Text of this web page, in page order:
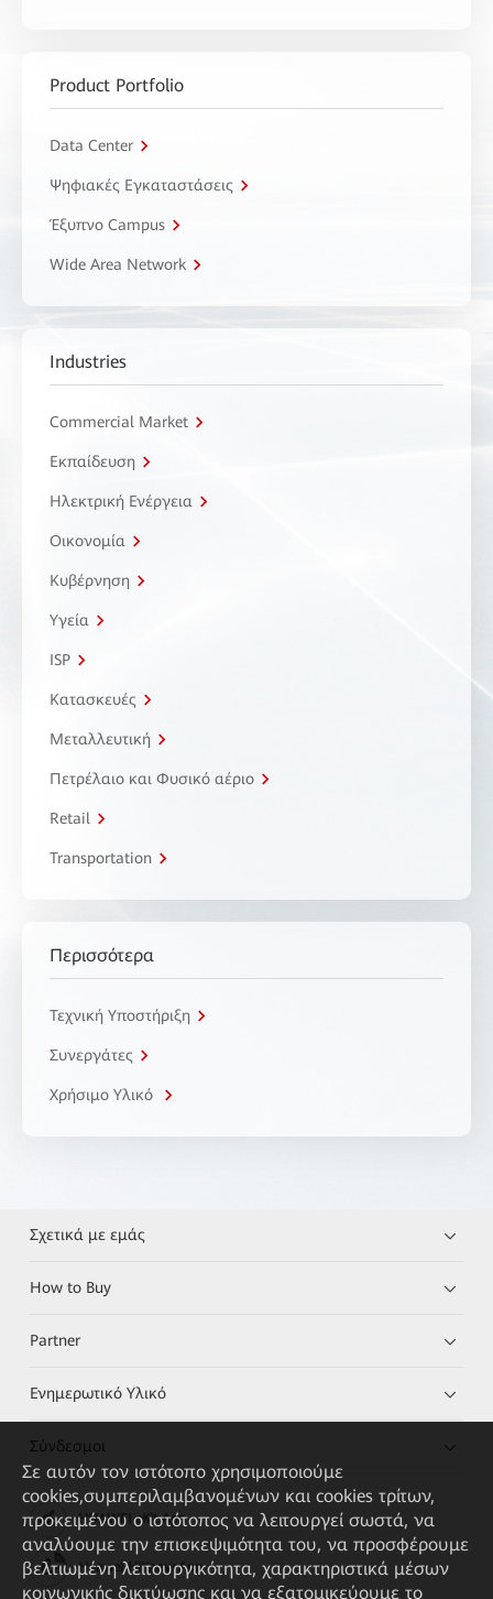
Product Portfolio
Data Center
Ψηφιακές Εγκαταστάσεις
Έξυπνο Campus
Wide Area Network
Industries
Commercial Market
Εκπαίδευση
Ηλεκτρική Ενέργεια
Οικονομία
Κυβέρνηση
Υγεία
ISP
Κατασκευές
Μεταλλευτική
Πετρέλαιο και Φυσικό αέριο
Retail
Transportation
Περισσότερα
Τεχνική Υποστήριξη
Συνεργάτες
Χρήσιμο Υλικό
Σχετικά με εμάς
How to Buy
Partner
Ενημερωτικό Υλικό
Σύνδεσμοι
HUAWEI eKit App
Huawei HiKnow App
Σε αυτόν τον ιστότοπο χρησιμοποιούμε
cookies,συμπεριλαμβανομένων και cookies τρίτων,
προκειμένου ο ιστότοπος να λειτουργεί σωστά, να
αναλύουμε την επισκεψιμότητα του, να προσφέρουμε
βελτιωμένη λειτουργικότητα, χαρακτηριστικά μέσων
κοινωνικής δικτύωσης και να εξατομικεύουμε το